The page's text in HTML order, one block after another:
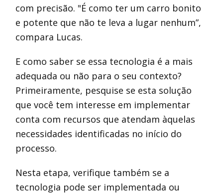
com precisão. "É como ter um carro bonito
e potente que não te leva a lugar nenhum”,
compara Lucas.
E como saber se essa tecnologia é a mais
adequada ou não para o seu contexto?
Primeiramente, pesquise se esta solução
que você tem interesse em implementar
conta com recursos que atendam àquelas
necessidades identificadas no início do
processo.
Nesta etapa, verifique também se a
tecnologia pode ser implementada ou